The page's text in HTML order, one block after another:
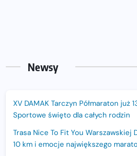
Newsy
XV DAMAK Tarczyn Półmaraton już
Sportowe święto dla całych rodzin
Trasa Nice To Fit You Warszawskiej
10 km i emocje największego